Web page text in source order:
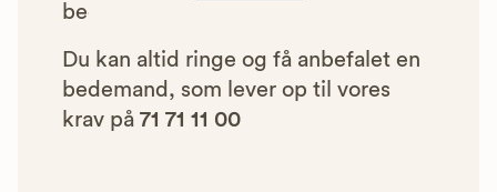
bedemandsgaranti.
Du kan altid ringe og få anbefalet en
bedemand, som lever op til vores
krav på 71 71 11 00